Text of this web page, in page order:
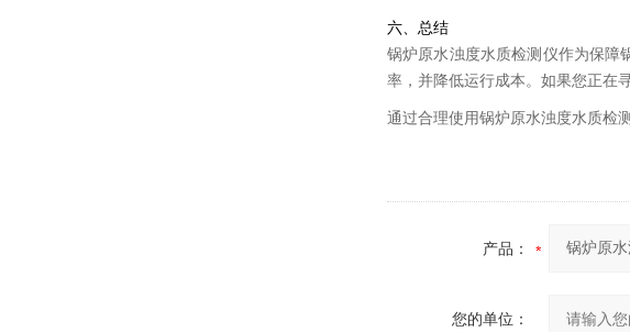
六、总结
锅炉原水浊度水质检测仪作为保障
率，并降低运行成本。如果您正在
通过合理使用锅炉原水浊度水质检
产品：
您的单位：